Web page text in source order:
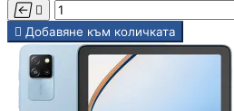
 
 Добавяне към количката